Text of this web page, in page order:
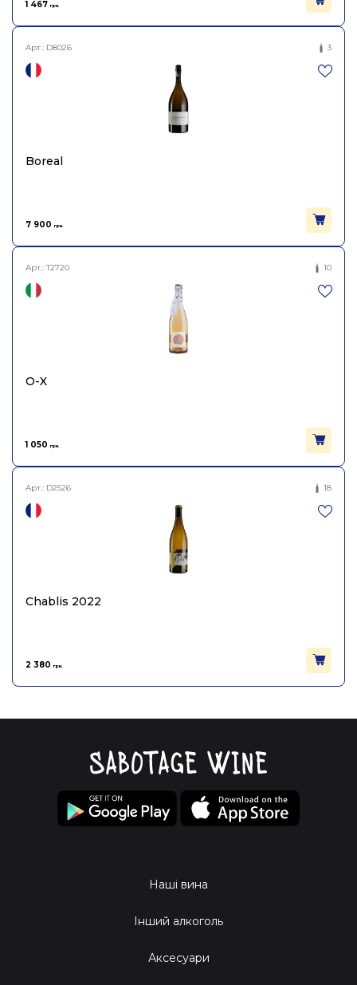
1 467 грн.
Арт.: D8026 3
Boreal
7 900 грн.
Арт.:T2720 10
O-X
1 050 грн.
Арт.: D2526 18
Chablis 2022
2 380 грн.
Наші вина
Інший алкоголь
Аксесуари